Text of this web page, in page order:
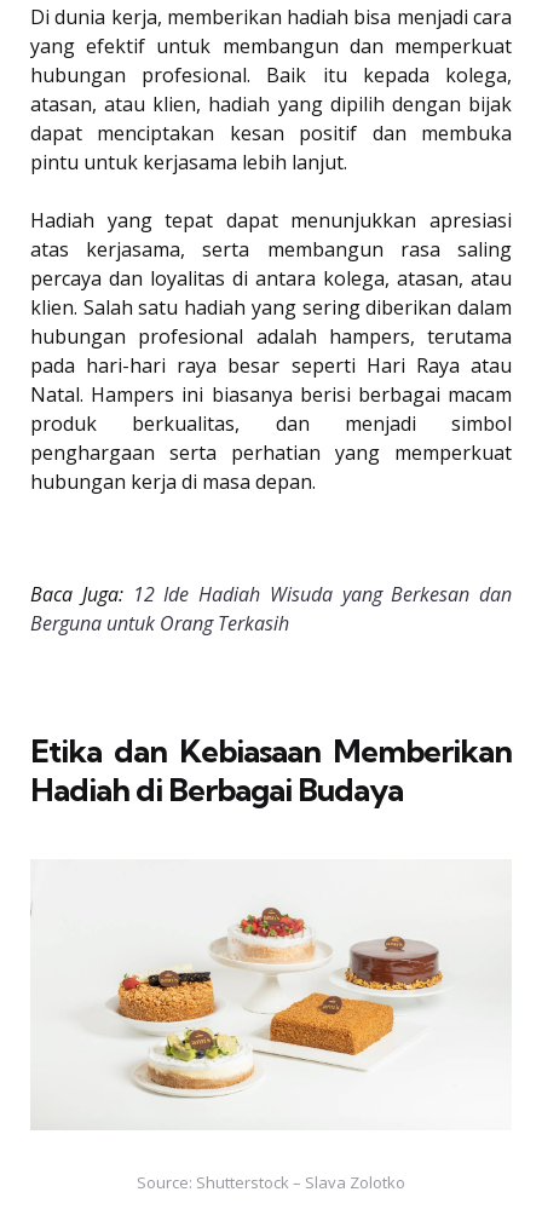
Di dunia kerja, memberikan hadiah bisa menjadi cara
yang efektif untuk membangun dan memperkuat
hubungan profesional. Baik itu kepada kolega,
atasan, atau klien, hadiah yang dipilih dengan bijak
dapat menciptakan kesan positif dan membuka
pintu untuk kerjasama lebih lanjut.
Hadiah yang tepat dapat menunjukkan apresiasi
atas kerjasama, serta membangun rasa saling
percaya dan loyalitas di antara kolega, atasan, atau
klien. Salah satu hadiah yang sering diberikan dalam
hubungan profesional adalah hampers, terutama
pada hari-hari raya besar seperti Hari Raya atau
Natal. Hampers ini biasanya berisi berbagai macam
produk berkualitas, dan menjadi simbol
penghargaan serta perhatian yang memperkuat
hubungan kerja di masa depan.
Baca Juga: 12 Ide Hadiah Wisuda yang Berkesan dan
Berguna untuk Orang Terkasih
Etika dan Kebiasaan Memberikan
Hadiah di Berbagai Budaya
Source: Shutterstock – Slava Zolotko